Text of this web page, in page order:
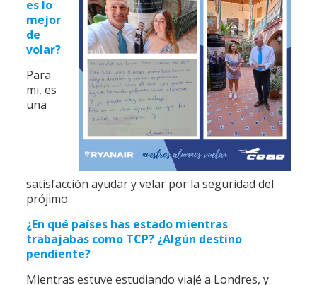
es lo
mejor
de
volar?
Para
mi, es
una
satisfacción ayudar y velar por la seguridad del
prójimo.
¿En qué países has estado mientras
trabajabas como TCP? ¿Algún destino
pendiente?
Mientras estuve estudiando viajé a Londres, y